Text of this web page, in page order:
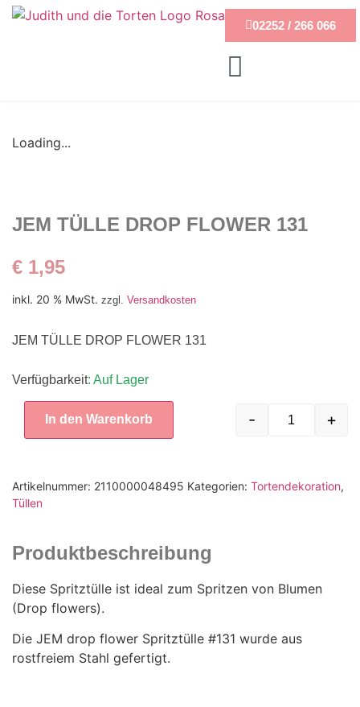
02252 / 266 066
Loading...
JEM TÜLLE DROP FLOWER 131
€ 1,95
inkl. 20 % MwSt. zzgl. Versandkosten
JEM TÜLLE DROP FLOWER 131
Verfügbarkeit: Auf Lager
- +
In den Warenkorb
Artikelnummer: 2110000048495 Kategorien: Tortendekoration,
Tüllen
Produktbeschreibung
Diese Spritztülle ist ideal zum Spritzen von Blumen
(Drop flowers).
Die JEM drop flower Spritztülle #131 wurde aus
rostfreiem Stahl gefertigt.